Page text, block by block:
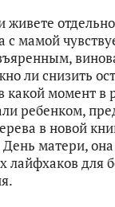
живете
с мамой
ли снизить
какой момент в
ребенком,
в новой
матери,
лайфхаков для